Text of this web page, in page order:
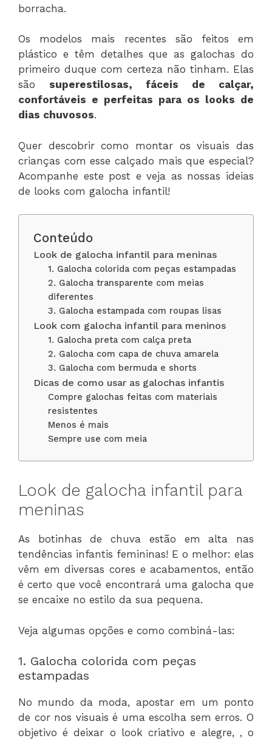
borracha.
Os modelos mais recentes são feitos em
plástico e têm detalhes que as galochas do
primeiro duque com certeza não tinham. Elas
são superestilosas, fáceis de calçar,
confortáveis e perfeitas para os looks de
dias chuvosos.
Quer descobrir como montar os visuais das
crianças com esse calçado mais que especial?
Acompanhe este post e veja as nossas ideias
de looks com galocha infantil!
Conteúdo
Look de galocha infantil para meninas
1. Galocha colorida com peças estampadas
2. Galocha transparente com meias
diferentes
3. Galocha estampada com roupas lisas
Look com galocha infantil para meninos
1. Galocha preta com calça preta
2. Galocha com capa de chuva amarela
3. Galocha com bermuda e shorts
Dicas de como usar as galochas infantis
Compre galochas feitas com materiais
resistentes
Menos é mais
Sempre use com meia
Look de galocha infantil para
meninas
As botinhas de chuva estão em alta nas
tendências infantis femininas! E o melhor: elas
vêm em diversas cores e acabamentos, então
é certo que você encontrará uma galocha que
se encaixe no estilo da sua pequena.
Veja algumas opções e como combiná-las:
1. Galocha colorida com peças
estampadas
No mundo da moda, apostar em um ponto
de cor nos visuais é uma escolha sem erros. O
objetivo é deixar o look criativo e alegre, , o